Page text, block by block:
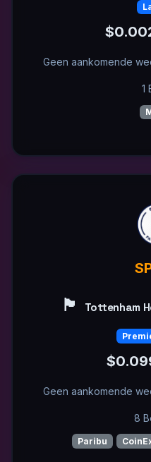
Geen aankomende
1
🏴󠁧󠁢󠁥󠁮󠁧󠁿 Tottenham
Geen aankomende
8
Paribu